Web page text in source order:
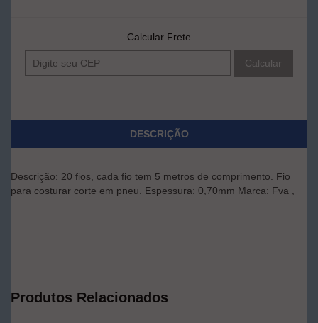
Calcular Frete
Calcular
DESCRIÇÃO
Descrição: 20 fios, cada fio tem 5 metros de comprimento. Fio
para costurar corte em pneu. Espessura: 0,70mm Marca: Fva ,
Produtos Relacionados